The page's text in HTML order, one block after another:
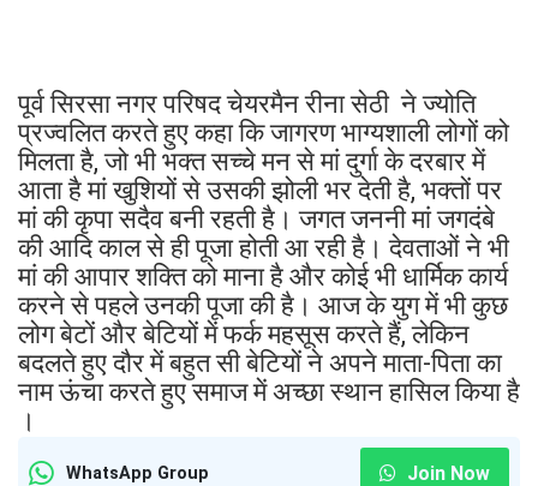
पूर्व सिरसा नगर परिषद चेयरमैन रीना सेठी ने ज्योति
प्रज्वलित करते हुए कहा कि जागरण भाग्यशाली लोगों को
मिलता है, जो भी भक्त सच्चे मन से मां दुर्गा के दरबार में
आता है मां खुशियों से उसकी झोली भर देती है, भक्तों पर
मां की कृपा सदैव बनी रहती है। जगत जननी मां जगदंबे
की आदि काल से ही पूजा होती आ रही है। देवताओं ने भी
मां की आपार शक्ति को माना है और कोई भी धार्मिक कार्य
करने से पहले उनकी पूजा की है। आज के युग में भी कुछ
लोग बेटों और बेटियों में फर्क महसूस करते हैं, लेकिन
बदलते हुए दौर में बहुत सी बेटियों ने अपने माता-पिता का
नाम ऊंचा करते हुए समाज में अच्छा स्थान हासिल किया है
।
WhatsApp Group Join Now